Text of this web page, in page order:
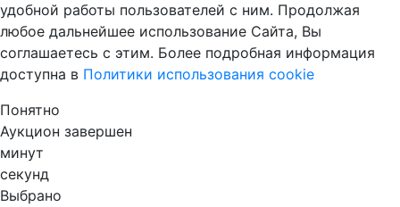
удобной работы пользователей с ним. Продолжая
любое дальнейшее использование Сайта, Вы
соглашаетесь с этим. Более подробная информация
доступна в Политики использования cookie
Понятно
Аукцион завершен
минут
секунд
Выбрано